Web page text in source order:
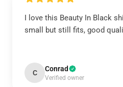
I love this Beauty In Black
small but still fits, good
C Conrad
Verified owner